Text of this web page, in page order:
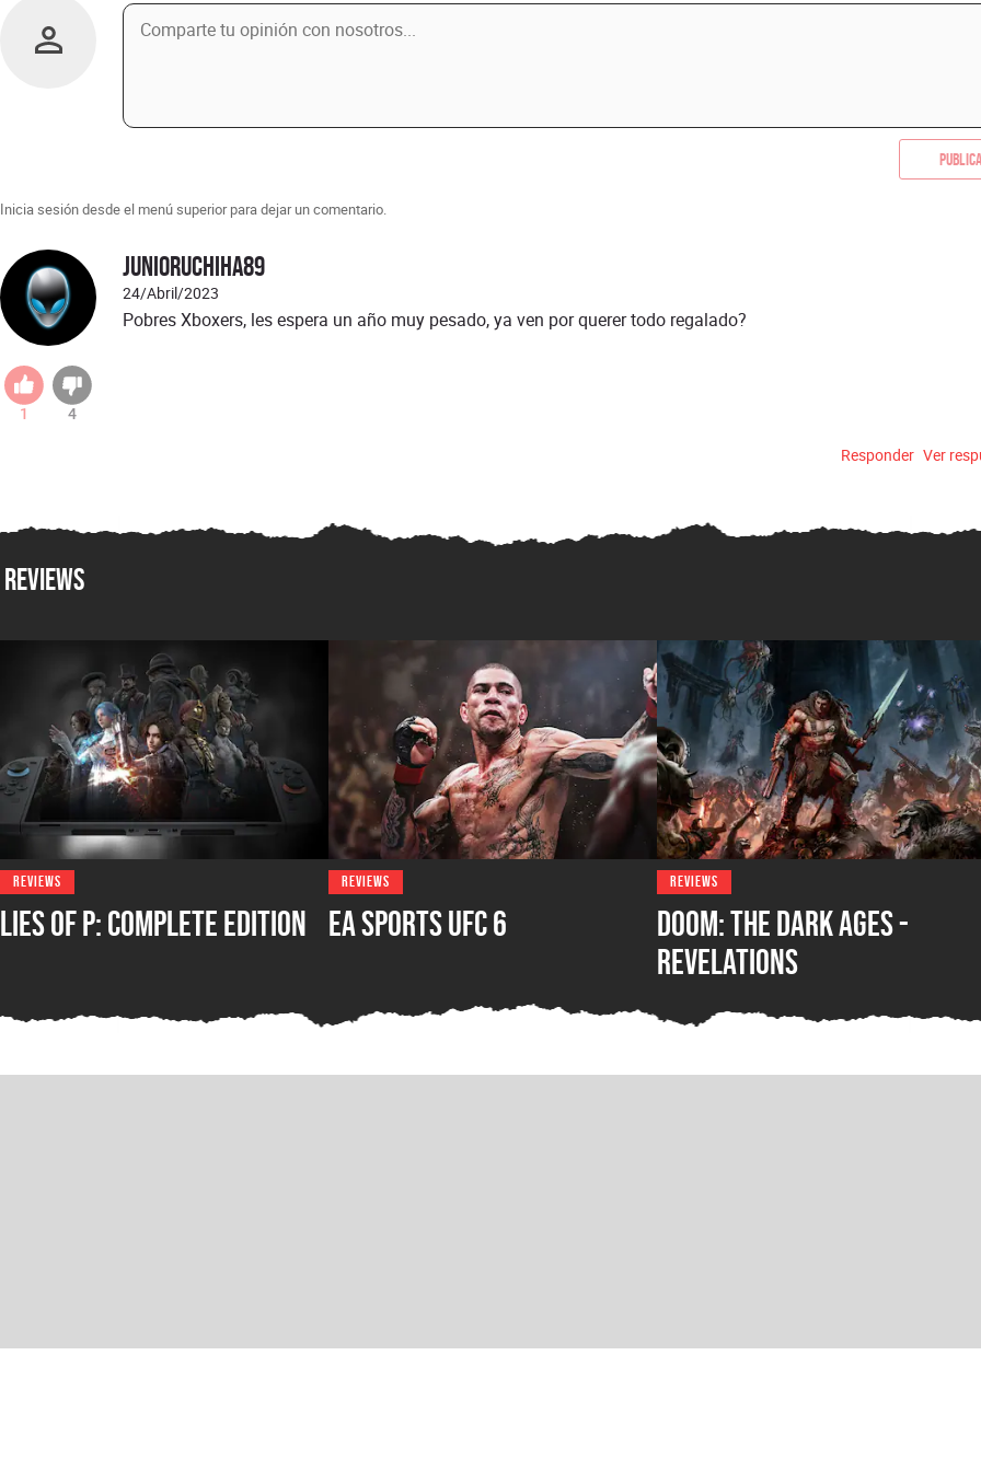
Inicia sesión desde el menú superior para dejar un comentario.
junioruchiha89
24/Abril/2023
1 4
Pobres Xboxers, les espera un año muy pesado, ya ven por querer todo regalado?
Responder Ver
Reviews
REVIEWS
Lies of P: Complete Edition
REVIEWS
EA Sports UFC 6
REVIEWS
DOOM: The Dark Ages -
Revelations